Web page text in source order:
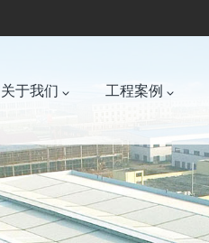
关于我们 工程案例